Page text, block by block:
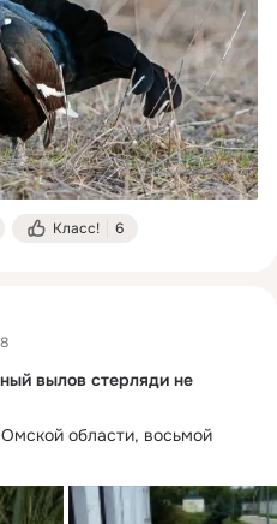
района Омской
уплатить:
в размере 650 рублей.
Класс! 6
вылов стерляди не
области, восьмой
проверил законность
суда Омской области в
осужденных по ч. 3 ст. 256